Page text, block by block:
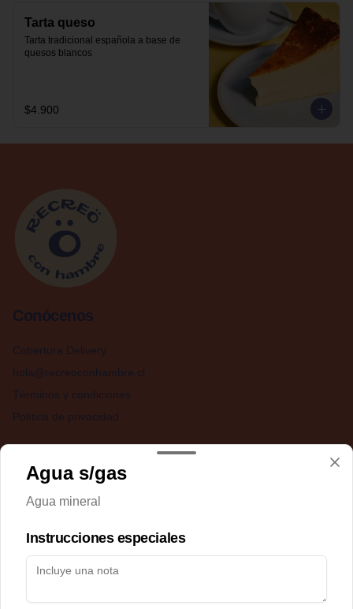
Tarta queso
Tarta tradicional española a base de
quesos blancos
$4.900
Conócenos
Cobertura Delivery
hola@recreoconhambre.cl
Términos y condiciones
Política de privacidad
Instagram
Facebook
Iniciar sesión
Agua s/gas
Agua mineral
Instrucciones especiales